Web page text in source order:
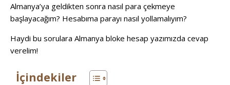
Almanya’ya geldikten sonra nasıl para çekmeye
başlayacağım? Hesabıma parayı nasıl yollamalıyım?
Haydi bu sorulara Almanya bloke hesap yazımızda cevap
verelim!
İçindekiler